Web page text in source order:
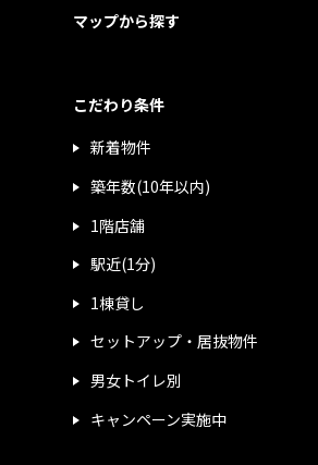
マップから探す
こだわり条件
新着物件
築年数(10年以内)
1階店舗
駅近(1分)
1棟貸し
セットアップ・居抜物件
男女トイレ別
キャンペーン実施中